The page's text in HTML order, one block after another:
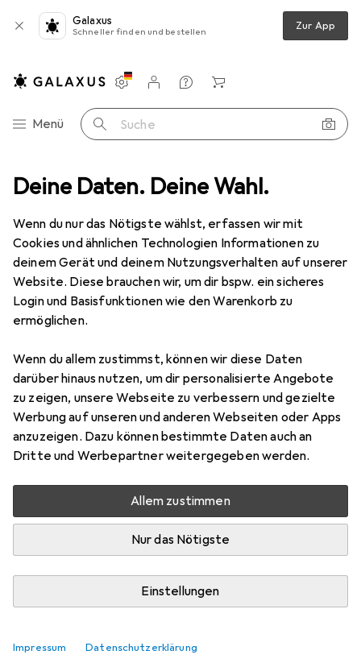
Deine Daten. Deine Wahl.
Wenn du nur das Nötigste wählst, erfassen wir mit
Cookies und ähnlichen Technologien Informationen zu
deinem Gerät und deinem Nutzungsverhalten auf unserer
Website. Diese brauchen wir, um dir bspw. ein sicheres
Login und Basisfunktionen wie den Warenkorb zu
ermöglichen.
Wenn du allem zustimmst, können wir diese Daten
darüber hinaus nutzen, um dir personalisierte Angebote
zu zeigen, unsere Webseite zu verbessern und gezielte
Werbung auf unseren und anderen Webseiten oder Apps
anzuzeigen. Dazu können bestimmte Daten auch an
Dritte und Werbepartner weitergegeben werden.
Allem zustimmen
Nur das Nötigste
Einstellungen
Impressum Datenschutzerklärung
Galaxus
Schneller finden und bestellen Zur App
Navigation nach Kategorien
Menü Suche
Einstellungen
Kundenkonto
Vergleichslisten
Merklisten
Warenkorb
Gesichtscreme Raw Naturals The Grease-Free Face Cream
2 Bilder
Raw NaturalsThe Grease-Free Face
Cream
100 ml, 24h Creme
Preis in EUR inkl. MwSt.
EUR
29,91
EUR
4,01sparen
Angebot fürEUR
25,90
Mehr als 10 Stück an Lager beim Drittanbieter
Angebot von i